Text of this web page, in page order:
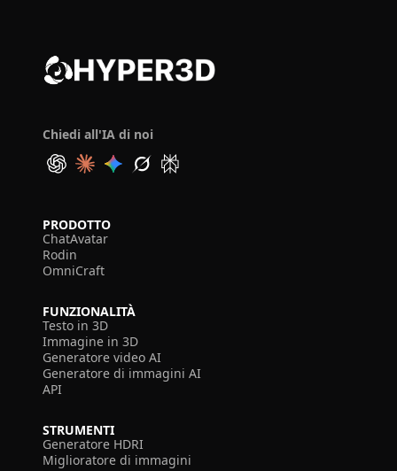
Chiedi all'IA di noi
PRODOTTO
ChatAvatar
Rodin
OmniCraft
FUNZIONALITÀ
Testo in 3D
Immagine in 3D
Generatore video AI
Generatore di immagini AI
API
STRUMENTI
Generatore HDRI
Miglioratore di immagini